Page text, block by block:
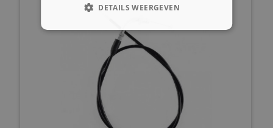
DETAILS WEERGEVEN